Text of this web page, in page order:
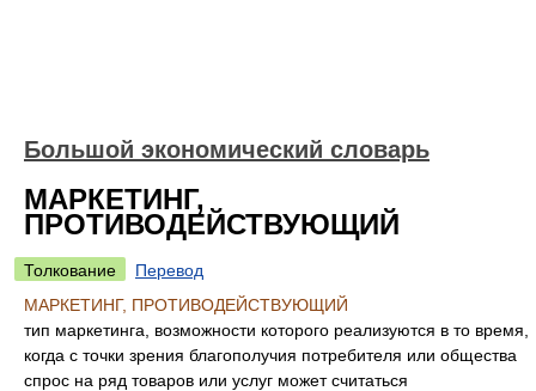
Большой экономический словарь
МАРКЕТИНГ,
ПРОТИВОДЕЙСТВУЮЩИЙ
Толкование
Перевод
МАРКЕТИНГ, ПРОТИВОДЕЙСТВУЮЩИЙ
тип маркетинга, возможности которого реализуются в то время,
когда с точки зрения благополучия потребителя или общества
спрос на ряд товаров или услуг может считаться